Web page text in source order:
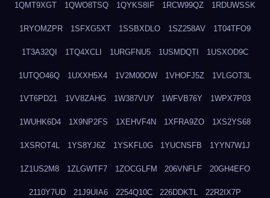
1QMT9XGT 1QWO8TSQ 1QYKS8IF 1RCW99QZ 1RDUWSSK
1RYOMZPR 1SFXG5XT 1SSBXDLO 1SZ258AV 1T04TFO9
1T3A32QI 1TQ4XCLI 1URGFNU5 1USMDQTI 1USXOD9C
1UTQO46Q 1UXXH5X4 1V2M00OW 1VHOFJ5Z 1VLGOT3L
1VT6PD21 1VV8ZAHG 1W387VUY 1WFVB76Y 1WPX7P03
1WUHK6D4 1X9NP2FS 1XEHVF4N 1XFRA9ZO 1XS2YS68
1XSROT4L 1YS8YJ6Z 1YSKFL0G 1YUCNSFB 1YYN7W1J
1Z1US2M8 1ZLGWTF7 1ZOCGLFM 206VNFLF 20GH4EFO
2110Y7UD 21J9UIA6 2254Q10C 226DDKTL 22R2IX7P